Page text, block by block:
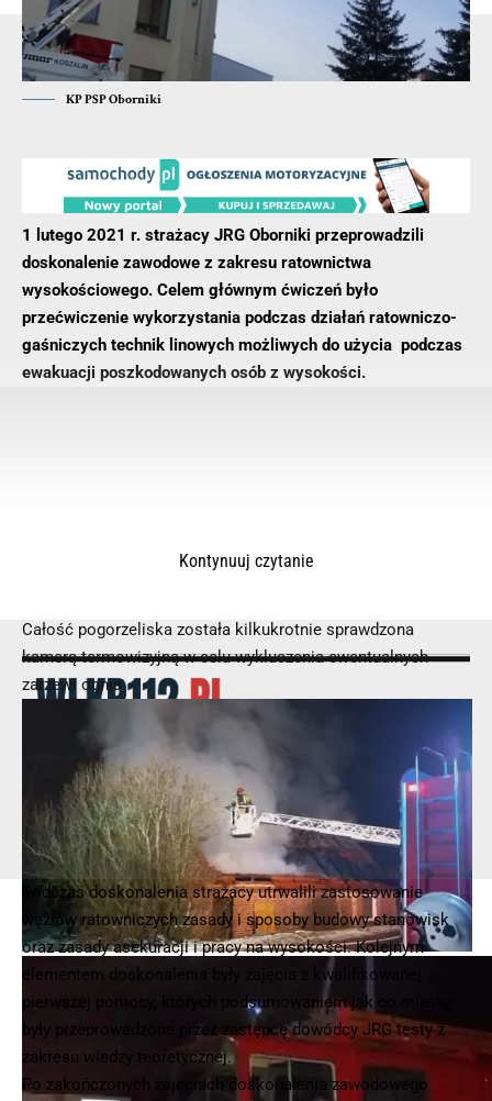
Wspólnie z pracownikami Gminy ustalono, że mieszkańcy
Całość pogorzeliska została kilkukrotnie sprawdzona
kamerą termowizyjną w celu wykluczenia ewentualnych
zarzewi ognia.
KP PSP Oborniki
1 lutego 2021 r. strażacy JRG Oborniki przeprowadzili
doskonalenie zawodowe z zakresu ratownictwa
wysokościowego. Celem głównym ćwiczeń było
przećwiczenie wykorzystania podczas działań ratowniczo-
gaśniczych technik linowych możliwych do użycia podczas
ewakuacji poszkodowanych osób z wysokości.
Podczas doskonalenia strażacy utrwalili zastosowanie
węzłów ratowniczych zasady i sposoby budowy stanowisk
oraz zasady asekuracji i pracy na wysokości. Kolejnym
elementem doskonalenia były zajęcia z kwalifikowanej
pierwszej pomocy, których podsumowaniem jak co miesiąc
były przeprowadzone przez zastępcę dowódcy JRG testy z
zakresu wiedzy teoretycznej.
Po zakończonych zajęciach doskonalenia zawodowego
Kontynuuj czytanie
© 2025 – Wielkopolska 112, Wszelkie prawa zastrzeżone | hvln.pl